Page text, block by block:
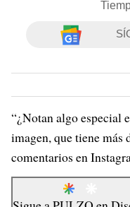
“¿Notan algo especial
imagen, que tiene más
comentarios en